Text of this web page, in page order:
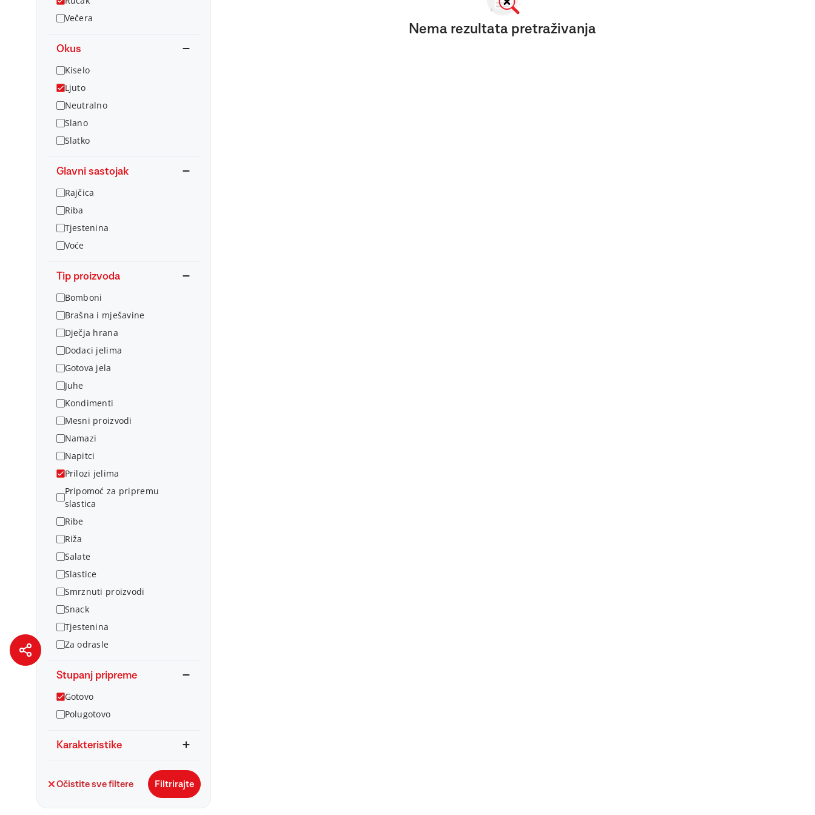
Večera
Okus
Kiselo
Ljuto
Neutralno
Slano
Slatko
Glavni sastojak
Rajčica
Riba
Tjestenina
Voće
Tip proizvoda
Bomboni
Brašna i mješavine
Dječja hrana
Dodaci jelima
Gotova jela
Juhe
Kondimenti
Mesni proizvodi
Namazi
Napitci
Prilozi jelima
Pripomoć za pripremu
slastica
Ribe
Riža
Salate
Slastice
Smrznuti proizvodi
Snack
Tjestenina
Za odrasle
Stupanj pripreme
Gotovo
Polugotovo
Karakteristike
Očistite sve filtere Filtrirajte
Nema rezultata pretraživanja